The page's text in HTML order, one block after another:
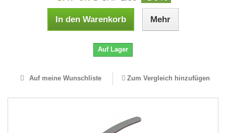
In den Warenkorb Mehr
Auf Lager
Auf meine Wunschliste Zum Vergleich hinzufügen